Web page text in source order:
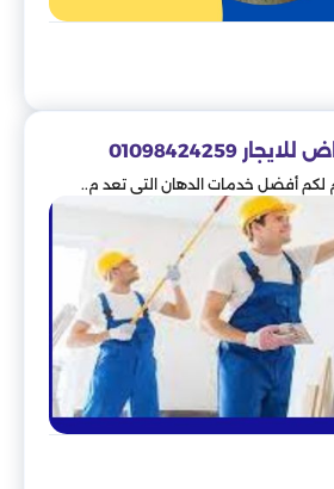
01098424259
لكم أفضل خدمات الدهان التي تعد م..